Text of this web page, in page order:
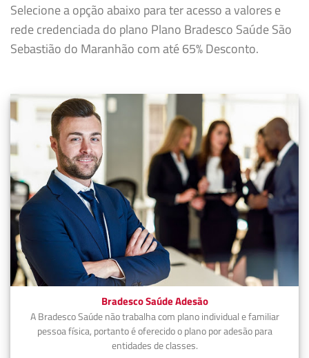
Selecione a opção abaixo para ter acesso a valores e
rede credenciada do plano Plano Bradesco Saúde São
Sebastião do Maranhão com até 65% Desconto.
Bradesco Saúde Adesão
A Bradesco Saúde não trabalha com plano individual e familiar
pessoa física, portanto é oferecido o plano por adesão para
entidades de classes.